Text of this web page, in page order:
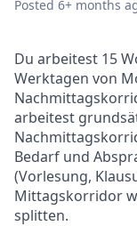
Posted 6+ months
Du arbeitest 15
Werktagen von
arbeitest
Bedarf und
(Vorlesung,
Mittagskorridor
splitten.